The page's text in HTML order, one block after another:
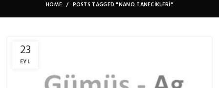
HOME POSTS TAGGED "NANO TANECIKLERI"
23
EYL